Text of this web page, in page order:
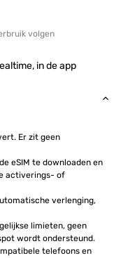
volgen
in de app
Er zit geen
eSIM te downloaden en
activerings- of
verlenging,
limieten, geen
wordt ondersteund.
telefoons en